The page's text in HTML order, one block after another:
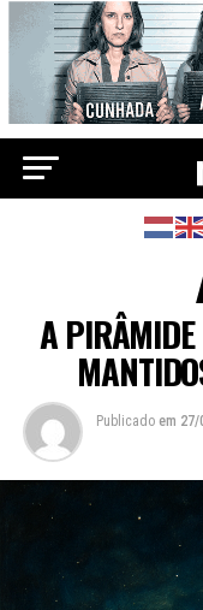
A PIRÂMIDE
Publicado em 27/